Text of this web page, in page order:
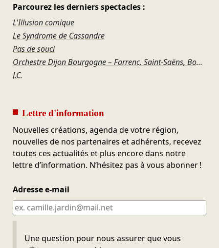
Parcourez les derniers spectacles :
L'Illusion comique
Le Syndrome de Cassandre
Pas de souci
Orchestre Dijon Bourgogne – Farrenc, Saint-Saëns, Bonis, Offenbach
J.C.
Lettre d'information
Nouvelles créations, agenda de votre région,
nouvelles de nos partenaires et adhérents, recevez
toutes ces actualités et plus encore dans notre
lettre d’information. N’hésitez pas à vous abonner !
Adresse e-mail
Une question pour nous assurer que vous
Ne pas remplir